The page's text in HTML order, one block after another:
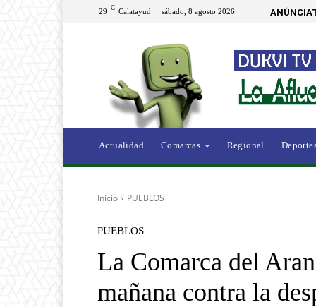
29 C Calatayud sábado, 8 agosto 2026
Actualidad Comarcas Regional
Inicio PUEBLOS
PUEBLOS
La Comarca del
mañana contra la